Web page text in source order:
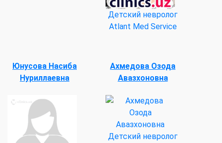
Детский невролог
Atlant Med Service
Юнусова Насиба
Нуриллаевна
Ахмедова Озода
Авазхоновна
Детский невролог